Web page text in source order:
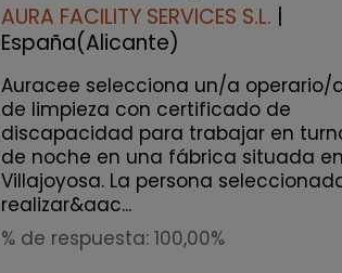
AURA FACILITY SERVICES S.L. |
España(Alicante)
Auracee selecciona un/a operario/
de limpieza con certificado de
discapacidad para trabajar en
de noche en una fábrica situada en
Villajoyosa. La persona
realizar&aac...
% de respuesta: 100,00%